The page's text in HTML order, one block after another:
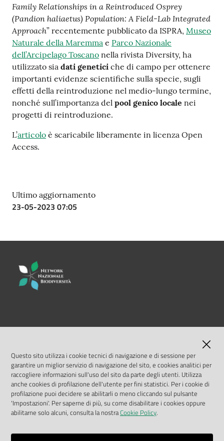
Family Relationships in a Reintroduced Osprey
(Pandion haliaetus) Population: A Field-Lab Integrated
Approach” recentemente pubblicato da ISPRA, Museo
Naturale della Maremma e Parco Nazionale
dell’Arcipelago Toscano nella rivista Diversity, ha
utilizzato sia dati genetici che di campo per ottenere
importanti evidenze scientifiche sulla specie, sugli
effetti della reintroduzione nel medio-lungo termine,
nonché sull’importanza del pool genico locale nei
progetti di reintroduzione.
L’articolo è scaricabile liberamente in licenza Open
Access.
Ultimo aggiornamento
23-05-2023 07:05
LINK UTILI
MASE
ISPRA
Geoportale Nazionale
Biocase
Questo sito utilizza i cookie tecnici di navigazione e di sessione per
garantire un miglior servizio di navigazione del sito, e cookies analitici per
raccogliere informazioni sull'uso del sito da parte degli utenti. Utilizza
anche cookies di profilazione dell'utente per fini statistici. Per i cookie di
profilazione puoi decidere se abilitarli o meno cliccando sul pulsante
'Impostazioni'. Per saperne di più, su come disabilitare i cookies oppure
abilitarne solo alcuni, consulta la nostraCookie Policy.